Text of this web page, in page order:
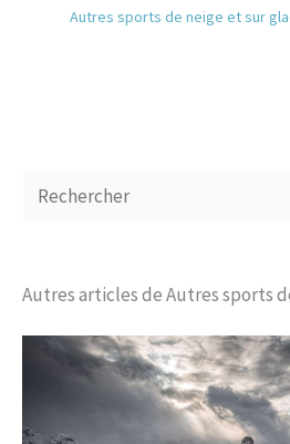
Autres sports de neige et sur
Autres articles de Autres sports